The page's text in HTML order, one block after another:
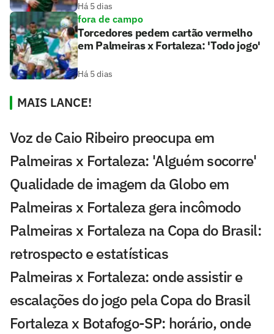
Há 5 dias
fora de campo
Torcedores pedem cartão vermelho
em Palmeiras x Fortaleza: 'Todo jogo'
Há 5 dias
MAIS LANCE!
Voz de Caio Ribeiro preocupa em
Palmeiras x Fortaleza: 'Alguém socorre'
Qualidade de imagem da Globo em
Palmeiras x Fortaleza gera incômodo
Palmeiras x Fortaleza na Copa do Brasil:
retrospecto e estatísticas
Palmeiras x Fortaleza: onde assistir e
escalações do jogo pela Copa do Brasil
Fortaleza x Botafogo-SP: horário, onde